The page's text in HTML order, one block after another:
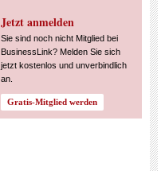
Jetzt anmelden
Sie sind noch nicht Mitglied bei
BusinessLink? Melden Sie sich
jetzt kostenlos und unverbindlich
an.